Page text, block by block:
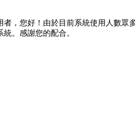
者，您好！由於目前系統使用人數眾
統。感謝您的配合。